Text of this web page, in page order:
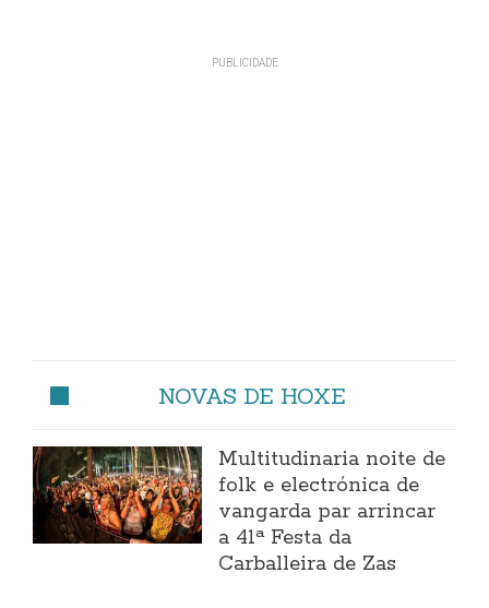
NOVAS DE HOXE
Multitudinaria noite de
folk e electrónica de
vangarda par arrincar
a 41ª Festa da
Carballeira de Zas